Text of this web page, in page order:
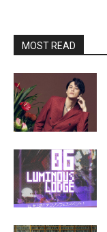
MOST READ